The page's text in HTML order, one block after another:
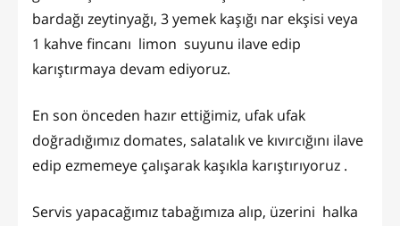
bardağı zeytinyağı, 3 yemek kaşığı nar ekşisi veya
1 kahve fincanı limon suyunu ilave edip
karıştırmaya devam ediyoruz.
En son önceden hazır ettiğimiz, ufak ufak
doğradığımız domates, salatalık ve kıvırcığını ilave
edip ezmemeye çalışarak kaşıkla karıştırıyoruz .
Servis yapacağımız tabağımıza alıp, üzerini halka